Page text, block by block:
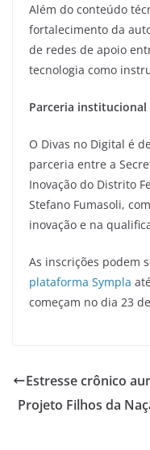
Além do conteúdo
fortalecimento da
de redes de apoio
tecnologia como
Parceria institucional
O Divas no Digital é
parceria entre a
Inovação do Distrito
Stefano Fumasoli,
inovação e na
As inscrições podem
plataforma Sympla
começam no dia 23
Estresse crônico
Projeto Filhos da